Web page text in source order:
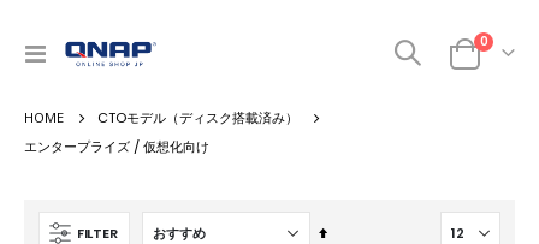
ナ
呼
ぶ
カート
0商品
CTOモデル（ディスク搭載済み）
エンタープライズ / 仮想化向け
FILTER
降